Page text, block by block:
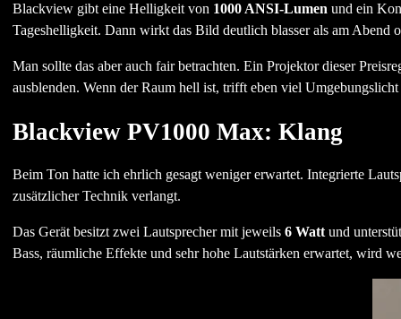
Blackview gibt eine Helligkeit von 1000 ANSI-Lumen und ein
Tageshelligkeit. Dann wirkt das Bild deutlich blasser als am Abend
Man sollte das aber auch fair betrachten. Ein Projektor dieser
ausblenden. Wenn der Raum hell ist, trifft eben viel
Blackview PV1000 Max: Klang
Beim Ton hatte ich ehrlich gesagt weniger erwartet. Integrierte
zusätzlicher Technik verlangt.
Das Gerät besitzt zwei Lautsprecher mit jeweils 6 Wattund
Bass, räumliche Effekte und sehr hohe Lautstärken erwartet, wird